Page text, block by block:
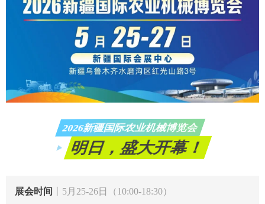
2026新疆国际农业机械博览会
明日，盛大开幕！
展会时间
丨5月25-26日（10:00-18:30）